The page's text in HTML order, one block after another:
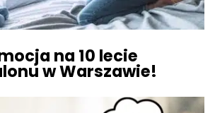
na 10 lecie
w Warszawie!